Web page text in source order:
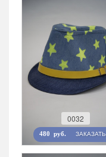
0032
480 руб. ЗАКАЗАТЬ